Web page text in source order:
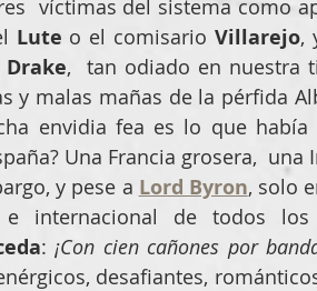
Lute o el comisario Villarejo
Drake,  tan odiado en nuestra
y malas mañas de la pérfida
envidia fea es lo que
Una Francia grosera,
y pese a Lord Byron, solo
: ¡Con cien cañones por
desafiantes,